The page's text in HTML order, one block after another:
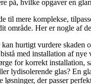
hvilke opgaver en
til mere komplekse,
område. Her er nogle af
hurtigt vurdere skaden
med installation af
for korrekt installation,
lydisolerende glas?
løsninger, der passer